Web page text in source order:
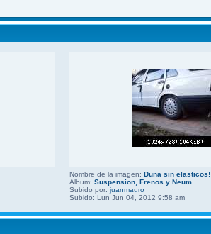
Nombre de la imagen: Duna sin elasticos!
Album: Suspension, Frenos y Neum...
Subido por: juanmauro
Subido: Lun Jun 04, 2012 9:58 am